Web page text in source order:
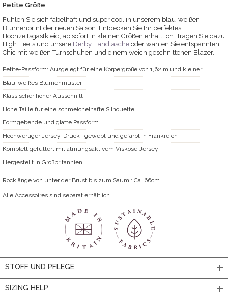
Petite Größe
Fühlen Sie sich fabelhaft und super cool in unserem blau-weißen
Blumenprint der neuen Saison. Entdecken Sie Ihr perfektes
Hochzeitsgastkleid, ab sofort in kleinen Größen erhältlich. Tragen Sie dazu
High Heels und unsere Derby Handtasche oder wählen Sie entspannten
Chic mit weißen Turnschuhen und einem weich geschnittenen Blazer.
Petite-Passform: Ausgelegt für eine Körpergröße von 1,62 m und kleiner
Blau-weißes Blumenmuster
Klassischer hoher Ausschnitt
Hohe Taille für eine schmeichelhafte Silhouette
Formgebende und glatte Passform
Hochwertiger Jersey-Druck , gewebt und gefärbt in Frankreich
Komplett gefüttert mit atmungsaktivem Viskose-Jersey
Hergestellt in Großbritannien
Rocklänge von unter der Brust bis zum Saum : Ca. 66cm.
Alle Accessoires sind separat erhältlich.
STOFF UND PFLEGE
SIZING HELP